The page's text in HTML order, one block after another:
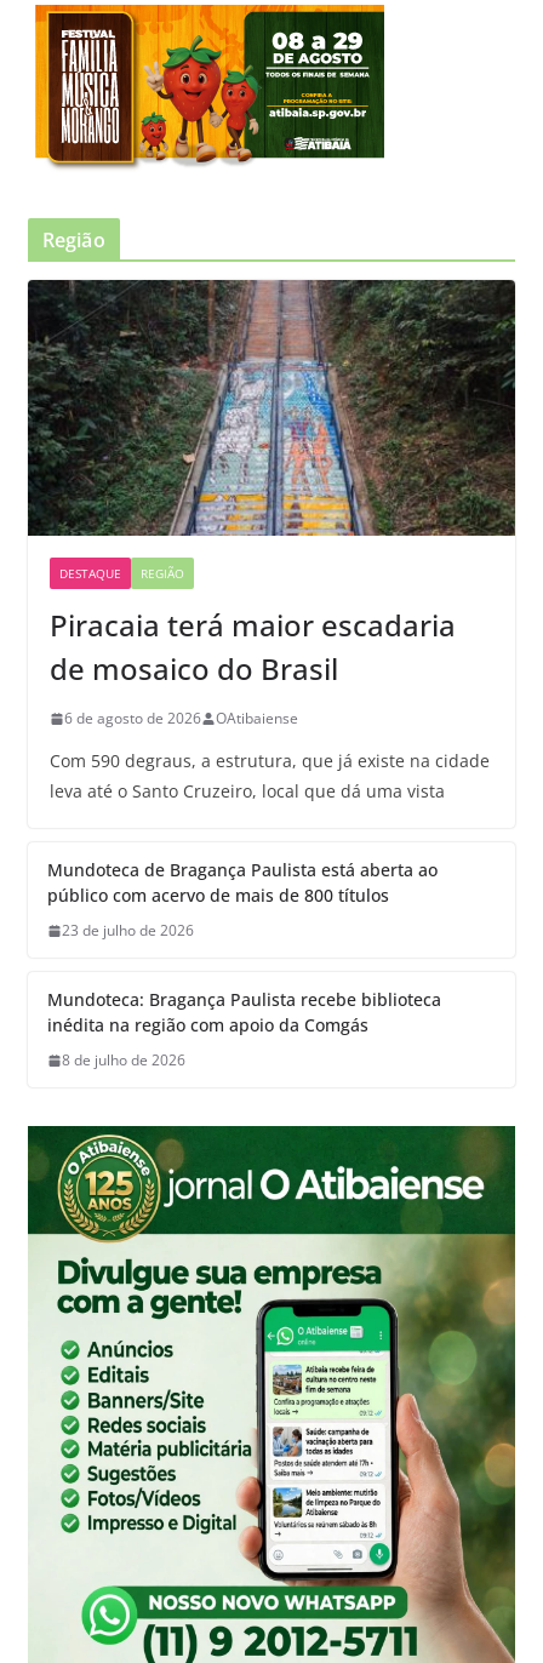
Região
DESTAQUE REGIÃO
Piracaia terá maior escadaria
de mosaico do Brasil
6 de agosto de 2026 OAtibaiense
Com 590 degraus, a estrutura, que já existe na cidade
leva até o Santo Cruzeiro, local que dá uma vista
Mundoteca de Bragança Paulista está aberta ao
público com acervo de mais de 800 títulos
23 de julho de 2026
Mundoteca: Bragança Paulista recebe biblioteca
inédita na região com apoio da Comgás
8 de julho de 2026